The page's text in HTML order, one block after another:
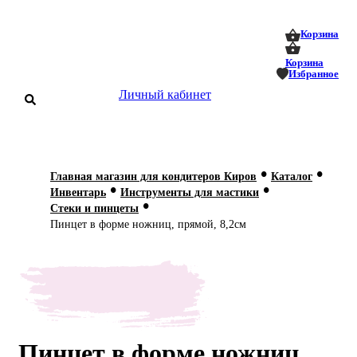
Корзина
Корзина
Избранное
Личный кабинет
О нас
Главная магазин для кондитеров Киров • Каталог •
Инвентарь • Инструменты для мастики •
Стеки и пинцеты •
Пинцет в форме ножниц, прямой, 8,2см